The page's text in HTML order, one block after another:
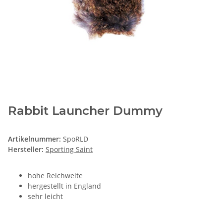
Rabbit Launcher Dummy
Artikelnummer: SpoRLD
Hersteller: Sporting Saint
hohe Reichweite
hergestellt in England
sehr leicht